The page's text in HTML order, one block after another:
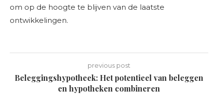
om op de hoogte te blijven van de laatste
ontwikkelingen.
previous post
Beleggingshypotheek: Het potentieel van beleggen
en hypotheken combineren